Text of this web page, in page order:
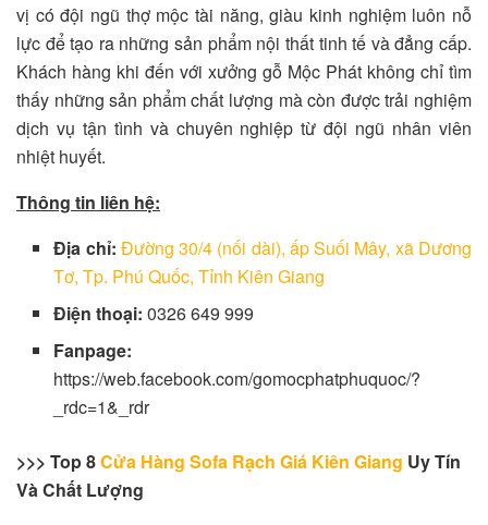
vị có đội ngũ thợ mộc tài năng, giàu kinh nghiệm luôn nỗ
lực để tạo ra những sản phẩm nội thất tinh tế và đẳng cấp.
Khách hàng khi đến với xưởng gỗ Mộc Phát không chỉ tìm
thấy những sản phẩm chất lượng mà còn được trải nghiệm
dịch vụ tận tình và chuyên nghiệp từ đội ngũ nhân viên
nhiệt huyết.
Thông tin liên hệ:
Địa chỉ: Đường 30/4 (nối dài), ấp Suối Mây, xã Dương
Tơ, Tp. Phú Quốc, Tỉnh Kiên Giang
Điện thoại:0326 649 999
Fanpage:
https://web.facebook.com/gomocphatphuquoc/?
_rdc=1&_rdr
>>> Top 8Cửa Hàng Sofa Rạch Giá Kiên Giang Uy Tín
Và Chất Lượng